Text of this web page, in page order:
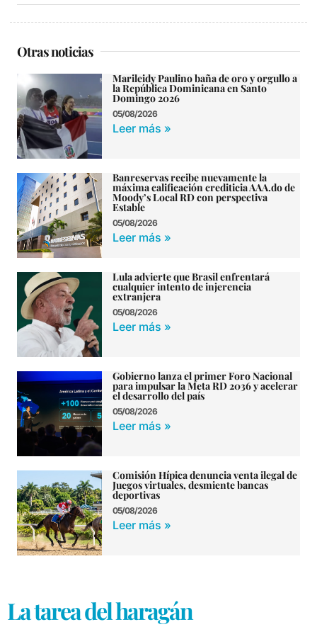
Otras noticias
Marileidy Paulino baña de oro y orgullo a
la República Dominicana en Santo
Domingo 2026
05/08/2026
Leer más »
Banreservas recibe nuevamente la
máxima calificación crediticia AAA.do de
Moody’s Local RD con perspectiva
Estable
05/08/2026
Leer más »
Lula advierte que Brasil enfrentará
cualquier intento de injerencia
extranjera
05/08/2026
Leer más »
Gobierno lanza el primer Foro Nacional
para impulsar la Meta RD 2036 y acelerar
el desarrollo del país
05/08/2026
Leer más »
Comisión Hípica denuncia venta ilegal de
Juegos virtuales, desmiente bancas
deportivas
05/08/2026
Leer más »
La tarea del haragán